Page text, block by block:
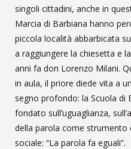
singoli cittadini, anche in
Marcia di Barbiana hanno
piccola località abbarbicata
a raggiungere la chiesetta e
anni fa don Lorenzo Milani.
in aula, il priore diede vita a
segno profondo: la Scuola di
fondato sull’uguaglianza,
della parola come strumento
sociale: “La parola fa eguali”.